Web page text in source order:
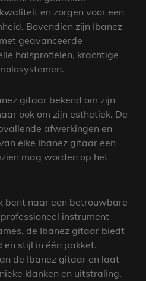
en zorgen voor een
Bovendien zijn Ibanez
geavanceerde
halsprofielen, krachtige
gitaar bekend om zijn
ook om zijn esthetiek. De
afwerkingen en
elke Ibanez gitaar een
mag worden op het
bent naar een betrouwbare
instrument
de Ibanez gitaar biedt
stijl in één pakket.
de Ibanez gitaar en laat
klanken en uitstraling.